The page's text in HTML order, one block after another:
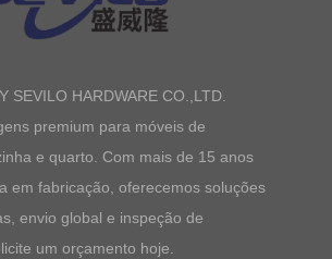
SEVILO HARDWARE CO.,LTD.
premium para móveis de
e quarto. Com mais de 15 anos
em fabricação, oferecemos soluções
envio global e inspeção de
um orçamento hoje.